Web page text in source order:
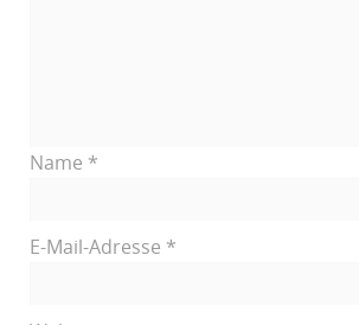
Name *
E-Mail-Adresse *